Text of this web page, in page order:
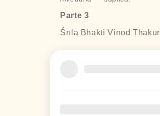
Parte 3
Śrīla Bhakti Vinod Ṭhākur